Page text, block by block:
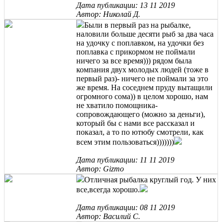
Дата публикации: 13 11 2019
Автор: Николай Д.
Были в первый раз на рыбалке,
наловили больше десяти рыб за два часа
на удочку с поплавком, на удочки без
поплавка с прикормом не поймали
ничего за все время))) рядом была
компания двух молодых людей (тоже в
первый раз)- ничего не поймали за это
же время. На соседнем пруду вытащили
огромного сома)) в целом хорошо, нам
не хватило помощника-
сопровождающего (можно за деньги),
который бы с нами все рассказал и
показал, а то по ютюбу смотрели, как
всем этим пользоваться)))))))
Дата публикации: 11 11 2019
Автор: Gizmo
Отличная рыбалка круглый год. У них
все,всегда хорошо.
Дата публикации: 08 11 2019
Автор: Василий С.